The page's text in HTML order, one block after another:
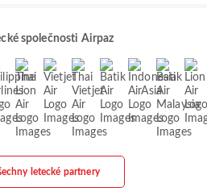
společnosti Airpaz
letecké partnery